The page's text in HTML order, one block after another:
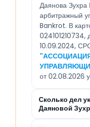
Даянова
арбитражный
Bankrot. В
024101210734,
10.09.2024,
от 02.08.2026
Сколько дел
Даяновой